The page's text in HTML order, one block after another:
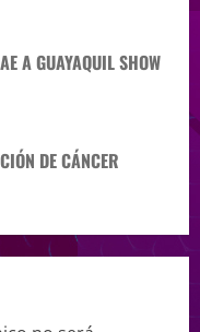
A GUAYAQUIL SHOW
DE CÁNCER